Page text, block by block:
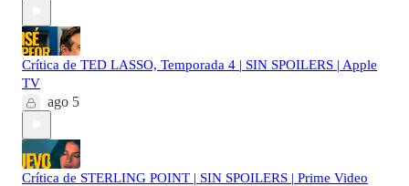
Crítica de TED LASSO, Temporada 4 | SIN SPOILERS | Apple
TV
ago 5
Crítica de STERLING POINT | SIN SPOILERS | Prime Video